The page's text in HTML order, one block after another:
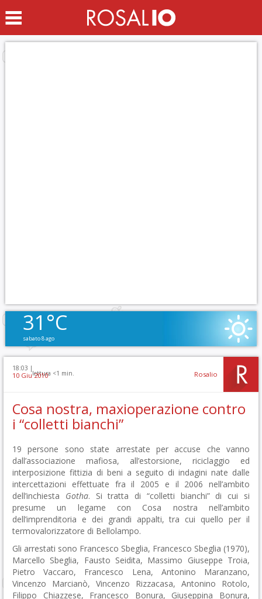
31°C
sabato 8 ago
18:03 |
lettura <1 min.
10 Giu 2010 Rosalio
Cosa nostra, maxioperazione contro
i “colletti bianchi”
19 persone sono state arrestate per accuse che vanno
dall’associazione mafiosa, all’estorsione, riciclaggio ed
interposizione fittizia di beni a seguito di indagini nate dalle
intercettazioni effettuate fra il 2005 e il 2006 nell’ambito
dell’inchiesta Gotha. Si tratta di “colletti bianchi” di cui si
presume un legame con Cosa nostra nell’ambito
dell’imprenditoria e dei grandi appalti, tra cui quello per il
termovalorizzatore di Bellolampo.
Gli arrestati sono Francesco Sbeglia, Francesco Sbeglia (1970),
Marcello Sbeglia, Fausto Seidita, Massimo Giuseppe Troia,
Pietro Vaccaro, Francesco Lena, Antonino Maranzano,
Vincenzo Marcianò, Vincenzo Rizzacasa, Antonino Rotolo,
Filippo Chiazzese, Francesco Bonura, Giuseppina Bonura,